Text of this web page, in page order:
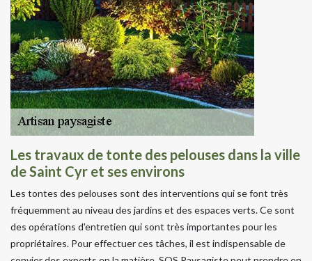
Les travaux de tonte des pelouses dans la ville
de Saint Cyr et ses environs
Les tontes des pelouses sont des interventions qui se font très
fréquemment au niveau des jardins et des espaces verts. Ce sont
des opérations d'entretien qui sont très importantes pour les
propriétaires. Pour effectuer ces tâches, il est indispensable de